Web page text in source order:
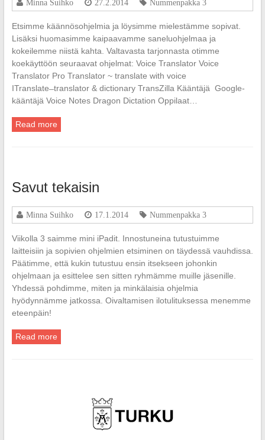
Minna Suihko 27.2.2014 Nummenpakka 3
Etsimme käännösohjelmia ja löysimme mielestämme sopivat.
Lisäksi huomasimme kaipaavamme saneluohjelmaa ja
kokeilemme niistä kahta. Valtavasta tarjonnasta otimme
koekäyttöön seuraavat ohjelmat: Voice Translator Voice
Translator Pro Translator ~ translate with voice
ITranslate ̶ translator & dictionary TransZilla Kääntäjä Google-
kääntäjä Voice Notes Dragon Dictation Oppilaat…
Read more
Savut tekaisin
Minna Suihko 17.1.2014 Nummenpakka 3
Viikolla 3 saimme mini iPadit. Innostuneina tutustuimme
laitteisiin ja sopivien ohjelmien etsiminen on täydessä vauhdissa.
Päätimme, että kukin tutustuu ensin itsekseen johonkin
ohjelmaan ja esittelee sen sitten ryhmämme muille jäsenille.
Yhdessä pohdimme, miten ja minkälaisia ohjelmia
hyödynnämme jatkossa. Oivaltamisen ilotulituksessa menemme
eteenpäin!
Read more